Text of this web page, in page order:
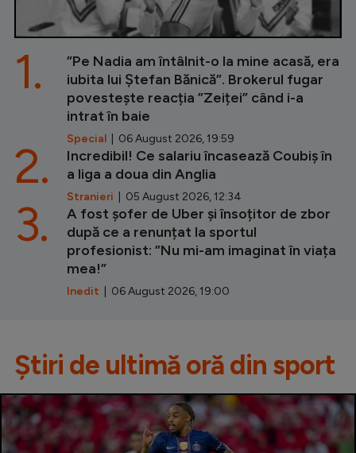
”Pe Nadia am întâlnit-o la mine acasă, era
iubita lui Ștefan Bănică”. Brokerul fugar
povestește reacția ”Zeiței” când i-a
intrat în baie
Special | 06 August 2026, 19:59
1.
Incredibil! Ce salariu încasează Coubiș în
a liga a doua din Anglia
Stranieri | 05 August 2026, 12:34
2.
A fost șofer de Uber și însoțitor de zbor
după ce a renunțat la sportul
profesionist: ”Nu mi-am imaginat în viața
mea!”
Inedit | 06 August 2026, 19:00
3.
Știri de ultimă oră din sport